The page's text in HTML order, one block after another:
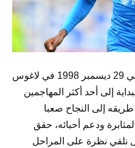
تطور فيكتور أوسيمين، المولود في 29 ديسمبر 1998 في لاغوس
إلى أحد أكثر المهاجمين
طريقه إلى النجاح صعبا
ودعم أحبائه، حقق
نلقي نظرة على المراحل